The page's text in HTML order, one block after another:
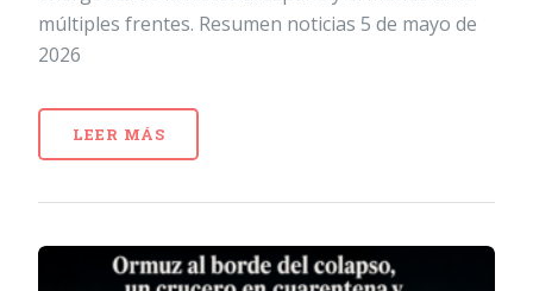
múltiples frentes. Resumen noticias 5 de mayo de
2026
LEER MÁS